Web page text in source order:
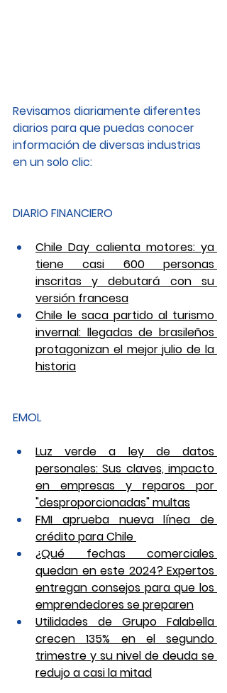
Revisamos diariamente diferentes
diarios para que puedas conocer
información de diversas industrias
en un solo clic:
DIARIO FINANCIERO
Chile Day calienta motores: ya
tiene casi 600 personas
inscritas y debutará con su
versión francesa
Chile le saca partido al turismo
invernal: llegadas de brasileños
protagonizan el mejor julio de la
historia
EMOL
Luz verde a ley de datos
personales: Sus claves, impacto
en empresas y reparos por
"desproporcionadas" multas
FMI aprueba nueva línea de
crédito para Chile
¿Qué fechas comerciales
quedan en este 2024? Expertos
entregan consejos para que los
emprendedores se preparen
Utilidades de Grupo Falabella
crecen 135% en el segundo
trimestre y su nivel de deuda se
redujo a casi la mitad